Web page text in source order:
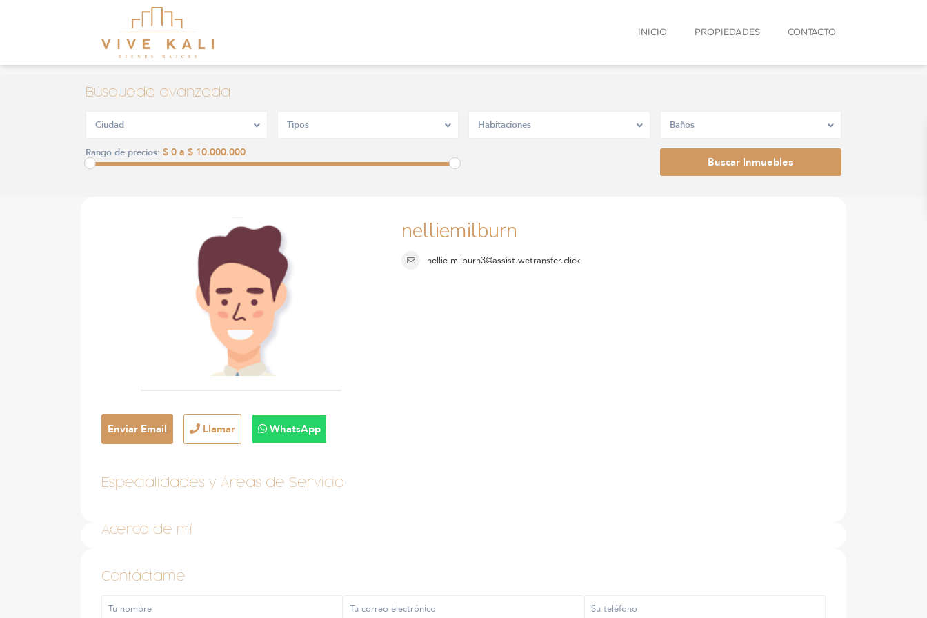
INICIO PROPIEDADES CONTACTO
Búsqueda avanzada
Ciudad Tipos Habitaciones Baños
Rango de precios: $ 0 a $ 10.000.000
nelliemilburn
nellie-milburn3@assist.wetransfer.click
Enviar Email Llamar WhatsApp
Especialidades y Áreas de Servicio
Acerca de mí
Contáctame